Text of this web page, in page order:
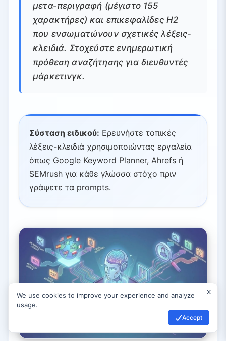
μετα-περιγραφή (μέγιστο 155
χαρακτήρες) και επικεφαλίδες H2
που ενσωματώνουν σχετικές λέξεις-
κλειδιά. Στοχεύστε ενημερωτική
πρόθεση αναζήτησης για διευθυντές
μάρκετινγκ.
Σύσταση ειδικού: Ερευνήστε τοπικές
λέξεις-κλειδιά χρησιμοποιώντας εργαλεία
όπως Google Keyword Planner, Ahrefs ή
SEMrush για κάθε γλώσσα στόχο πριν
γράψετε τα prompts.
We use cookies to improve your experience and analyze
usage.
Accept